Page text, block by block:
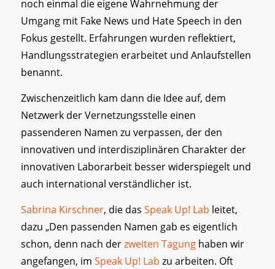
noch einmal die eigene Wahrnehmung der
Umgang mit Fake News und Hate Speech in den
Fokus gestellt. Erfahrungen wurden reflektiert,
Handlungsstrategien erarbeitet und Anlaufstellen
benannt.
Zwischenzeitlich kam dann die Idee auf, dem
Netzwerk der Vernetzungsstelle einen
passenderen Namen zu verpassen, der den
innovativen und interdisziplinären Charakter der
innovativen Laborarbeit besser widerspiegelt und
auch international verständlicher ist.
Sabrina Kirschner, die das Speak Up! Lab leitet,
dazu „Den passenden Namen gab es eigentlich
schon, denn nach derzweiten Tagunghaben wir
angefangen, im Speak Up! Lab zu arbeiten. Oft